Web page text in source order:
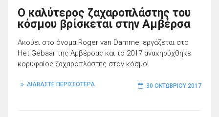
O καλύτερος ζαχαροπλάστης του
κόσμου βρίσκεται στην Αμβέρσα
Ακούει στο όνομα Roger van Damme, εργάζεται στο
Het Gebaar της Αμβέρσας και το 2017 ανακηρύχθηκε
κορυφαίος ζαχαροπλάστης στον κόσμο!
ΔΙΑΒΑΣΤΕ ΠΕΡΙΣΣΟΤΕΡΑ 30 ΟΚΤΩΒΡΊΟΥ 2017